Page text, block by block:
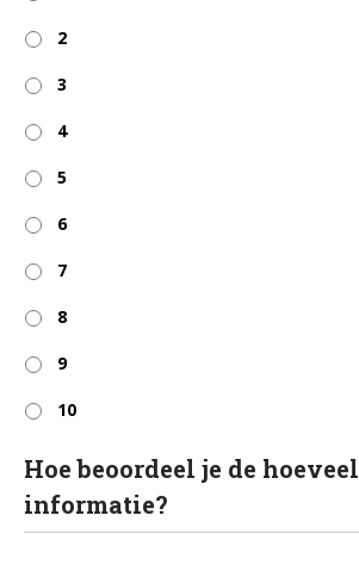
2
3
4
5
6
7
8
9
10
Hoe beoordeel je de
informatie?